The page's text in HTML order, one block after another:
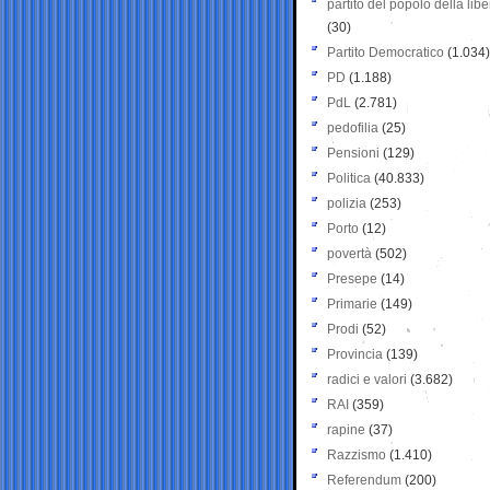
partito del popolo della
(30)
Partito Democratico (1.034)
PD (1.188)
PdL (2.781)
pedofilia (25)
Pensioni (129)
Politica (40.833)
polizia (253)
Porto (12)
povertà (502)
Presepe (14)
Primarie (149)
Prodi (52)
Provincia (139)
radici e valori (3.682)
RAI (359)
rapine (37)
Razzismo (1.410)
Referendum (200)